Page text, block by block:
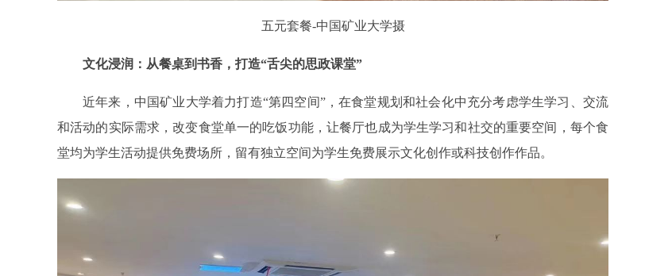
五元套餐-中国矿业大学摄
文化浸润：从餐桌到书香，打造“舌尖的思政课堂”
近年来，中国矿业大学着力打造“第四空间”，在食堂规划和社会化中充分考虑学生学习、交流
和活动的实际需求，改变食堂单一的吃饭功能，让餐厅也成为学生学习和社交的重要空间，每个食
堂均为学生活动提供免费场所，留有独立空间为学生免费展示文化创作或科技创作作品。